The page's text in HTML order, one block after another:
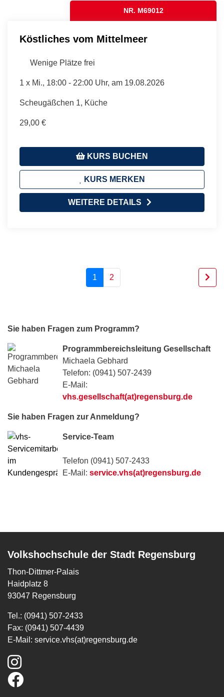
NR. M69012
Köstliches vom Mittelmeer
Wenige Plätze frei
1 x Mi., 18:00 - 22:00 Uhr, am 19.08.2026
Scheugäßchen 1, Küche
29,00 €
KURS BUCHEN
KURS MERKEN
WEITERE DETAILS
1 2
Sie haben Fragen zum Programm?
Programmbereichsleitung Gesellschaft
Michaela Gebhard
Telefon: (0941) 507-2439
E-Mail:
vhs.gesellschaft(at)regensburg.de
Sie haben Fragen zur Anmeldung?
Service-Team
Telefon (0941) 507-2433
E-Mail: service.vhs(at)regensburg.de
Volkshochschule der Stadt Regensburg
Thon-Dittmer-Palais
Haidplatz 8
93047 Regensburg
Tel.: (0941) 507-2433
Fax: (0941) 507-4439
E-Mail: service.vhs(at)regensburg.de